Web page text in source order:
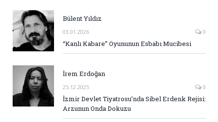
Bülent Yıldız
03.01.2026 0
“Kanlı Kabare” Oyununun Esbabı Mucibesi
İrem Erdoğan
25.12.2025 0
İzmir Devlet Tiyatrosu’nda Sibel Erdenk Rejisi:
Arzunun Onda Dokuzu